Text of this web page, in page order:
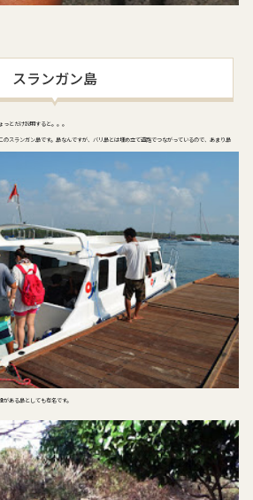
スランガン島
っとだけ説明すると。。。
スランガン島です。島なんですが、バリ島とは埋め立て道路でつながっているので、あまり島
がある島としても有名です。